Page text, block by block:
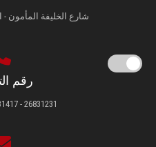
شارع الخليفة المأمون -
رقم
26831231 - 26831417 - 26831474